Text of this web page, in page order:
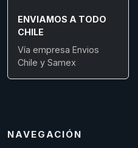
ENVIAMOS A TODO
CHILE
Vía empresa Envios
Chile y Samex
NAVEGACIÓN